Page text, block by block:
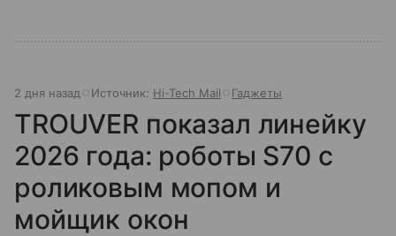
2 дня назад Источник: Hi-Tech Mail Гаджеты
TROUVER показал линейку
2026 года: роботы S70 с
роликовым мопом и
мойщик окон